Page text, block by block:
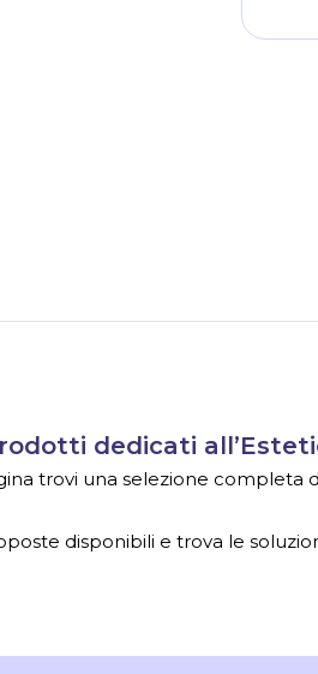
dedicati
trovi una selezione completa
disponibili e trova le